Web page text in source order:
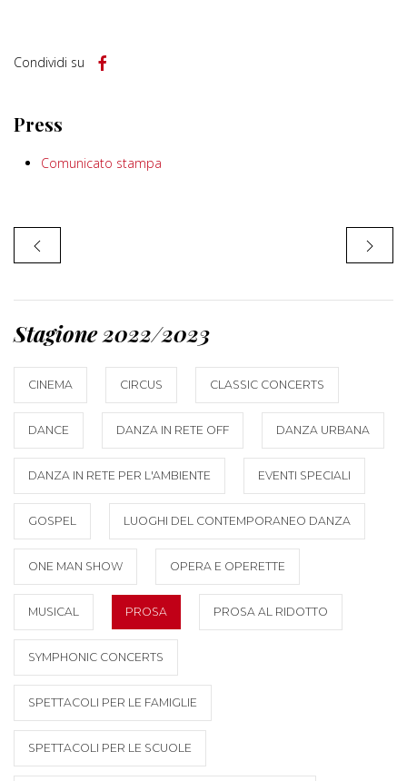
Condividi su
Press
Comunicato stampa
Stagione 2022/2023
CINEMA CIRCUS CLASSIC CONCERTS
DANCE DANZA IN RETE OFF DANZA URBANA
DANZA IN RETE PER L'AMBIENTE EVENTI SPECIALI
GOSPEL LUOGHI DEL CONTEMPORANEO DANZA
ONE MAN SHOW OPERA E OPERETTE
MUSICAL PROSA PROSA AL RIDOTTO
SYMPHONIC CONCERTS
SPETTACOLI PER LE FAMIGLIE
SPETTACOLI PER LE SCUOLE